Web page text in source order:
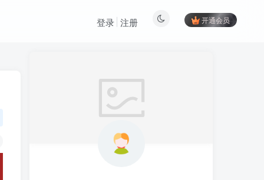
开通会员
登录 注册